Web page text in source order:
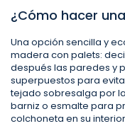
¿Cómo hacer
Una opción sencilla y
madera con palets:
después las paredes y
superpuestos para
tejado sobresalga por
barniz o esmalte para
colchoneta en su